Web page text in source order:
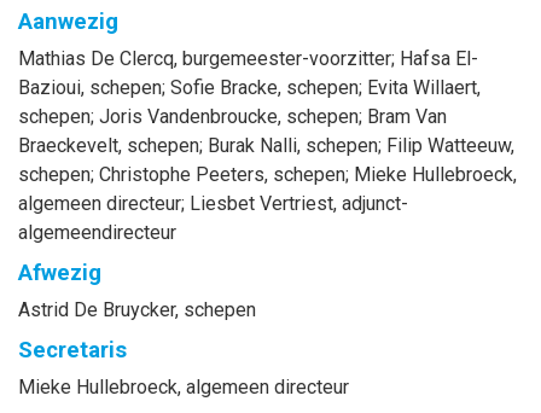
Aanwezig
Mathias De Clercq, burgemeester-voorzitter; Hafsa El-
Bazioui, schepen; Sofie Bracke, schepen; Evita Willaert,
schepen; Joris Vandenbroucke, schepen; Bram Van
Braeckevelt, schepen; Burak Nalli, schepen; Filip Watteeuw,
schepen; Christophe Peeters, schepen; Mieke Hullebroeck,
algemeen directeur; Liesbet Vertriest, adjunct-
algemeendirecteur
Afwezig
Astrid De Bruycker, schepen
Secretaris
Mieke Hullebroeck, algemeen directeur